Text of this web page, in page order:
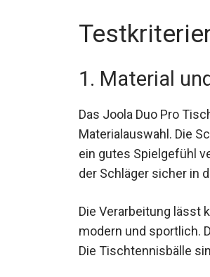
1. Material
Das Joola Duo Pro
Materialauswahl. Die
andererseits ein gutes
Haptik, sodass der
Die Verarbeitung lässt
wirkt modern und
stand. Die